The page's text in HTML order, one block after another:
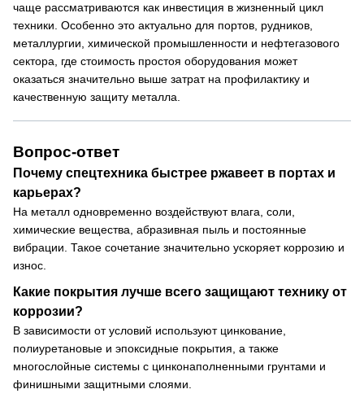
чаще рассматриваются как инвестиция в жизненный цикл
техники. Особенно это актуально для портов, рудников,
металлургии, химической промышленности и нефтегазового
сектора, где стоимость простоя оборудования может
оказаться значительно выше затрат на профилактику и
качественную защиту металла.
Вопрос-ответ
Почему спецтехника быстрее ржавеет в портах и
карьерах?
На металл одновременно воздействуют влага, соли,
химические вещества, абразивная пыль и постоянные
вибрации. Такое сочетание значительно ускоряет коррозию и
износ.
Какие покрытия лучше всего защищают технику от
коррозии?
В зависимости от условий используют цинкование,
полиуретановые и эпоксидные покрытия, а также
многослойные системы с цинконаполненными грунтами и
финишными защитными слоями.